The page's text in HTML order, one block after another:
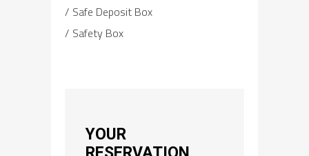
Safe Deposit Box
Safety Box
YOUR